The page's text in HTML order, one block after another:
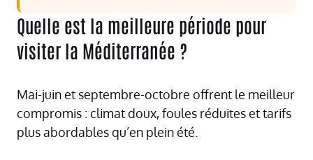
Quelle est la meilleure période pour
visiter la Méditerranée ?
Mai-juin et septembre-octobre offrent le meilleur
compromis : climat doux, foules réduites et tarifs
plus abordables qu’en plein été.